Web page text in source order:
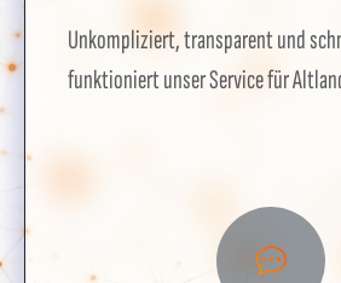
Unkompliziert, transparent und
funktioniert unser Service für